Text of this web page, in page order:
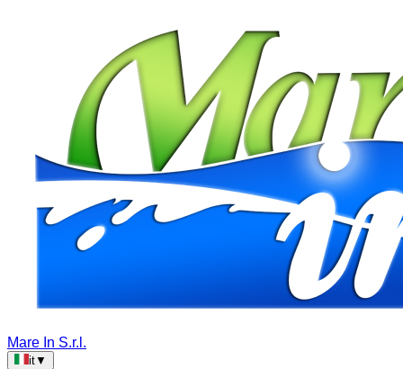
Mare In S.r.l.
it▼